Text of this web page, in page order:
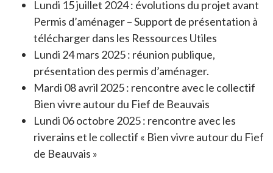
Lundi 15 juillet 2024 : évolutions du projet avant
Permis d’aménager – Support de présentation à
télécharger dans les Ressources Utiles
Lundi 24 mars 2025 : réunion publique,
présentation des permis d’aménager.
Mardi 08 avril 2025 : rencontre avec le collectif
Bien vivre autour du Fief de Beauvais
Lundi 06 octobre 2025 : rencontre avec les
riverains et le collectif « Bien vivre autour du Fief
de Beauvais »